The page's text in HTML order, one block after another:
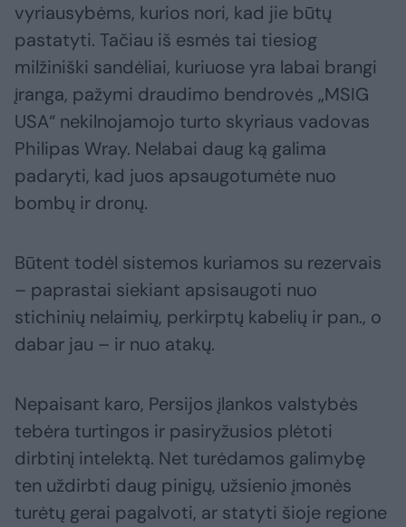
vyriausybėms, kurios nori, kad jie būtų
pastatyti. Tačiau iš esmės tai tiesiog
milžiniški sandėliai, kuriuose yra labai brangi
įranga, pažymi draudimo bendrovės „MSIG
USA“ nekilnojamojo turto skyriaus vadovas
Philipas Wray. Nelabai daug ką galima
padaryti, kad juos apsaugotumėte nuo
bombų ir dronų.
Būtent todėl sistemos kuriamos su rezervais
– paprastai siekiant apsisaugoti nuo
stichinių nelaimių, perkirptų kabelių ir pan., o
dabar jau – ir nuo atakų.
Nepaisant karo, Persijos įlankos valstybės
tebėra turtingos ir pasiryžusios plėtoti
dirbtinį intelektą. Net turėdamos galimybę
ten uždirbti daug pinigų, užsienio įmonės
turėtų gerai pagalvoti, ar statyti šioje regione